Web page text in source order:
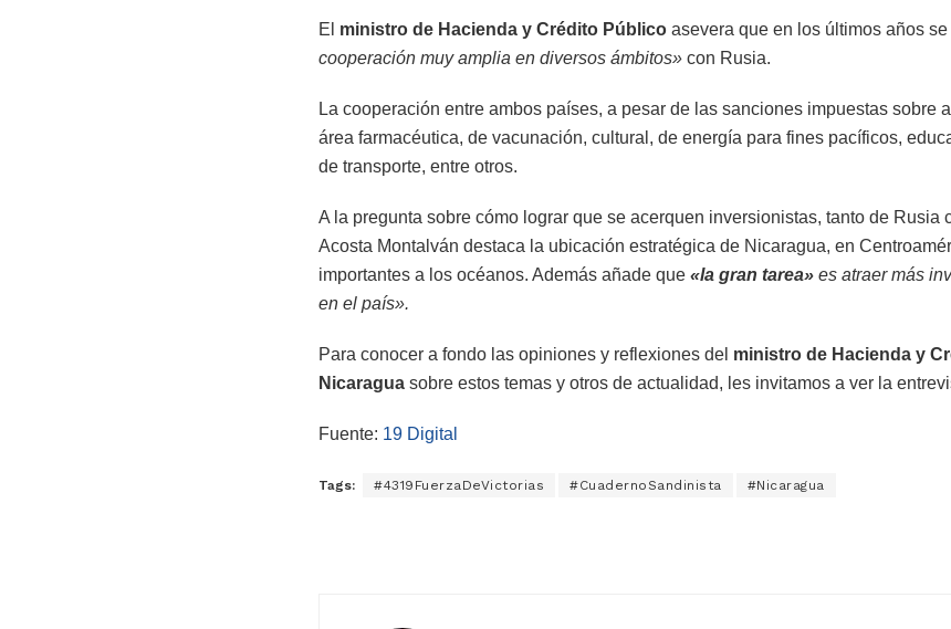
El ministro de Hacienda y Crédito Público asevera que en los últimos años se
cooperación muy amplia en diversos ámbitos» con Rusia.
La cooperación entre ambos países, a pesar de las sanciones impuestas sobre
área farmacéutica, de vacunación, cultural, de energía para fines pacíficos,
de transporte, entre otros.
A la pregunta sobre cómo lograr que se acerquen inversionistas, tanto de Rusia
Acosta Montalván destaca la ubicación estratégica de Nicaragua, en
importantes a los océanos. Además añade que «la gran tarea» es atraer más
en el país».
Para conocer a fondo las opiniones y reflexiones del ministro de Hacienda y
Nicaragua sobre estos temas y otros de actualidad, les invitamos a ver la
Fuente: 19 Digital
Tags: #4319FuerzaDeVictorias #CuadernoSandinista #Nicaragua